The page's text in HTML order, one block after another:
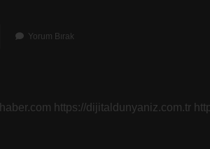
Yorum Bırak
https://dijitaldunyaniz.com.tr